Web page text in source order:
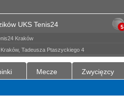
UKS Tenis24 5
Kraków
Tadeusza Ptaszyckiego 4
Mecze Zwycięzcy